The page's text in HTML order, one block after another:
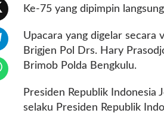
r
m
b
T
a
Ke-75 yang dipimpin
Upacara yang digelar secara
Brigjen Pol Drs. Hary
Brimob Polda Bengkulu.
Presiden Republik Indonesia
selaku Presiden Republik